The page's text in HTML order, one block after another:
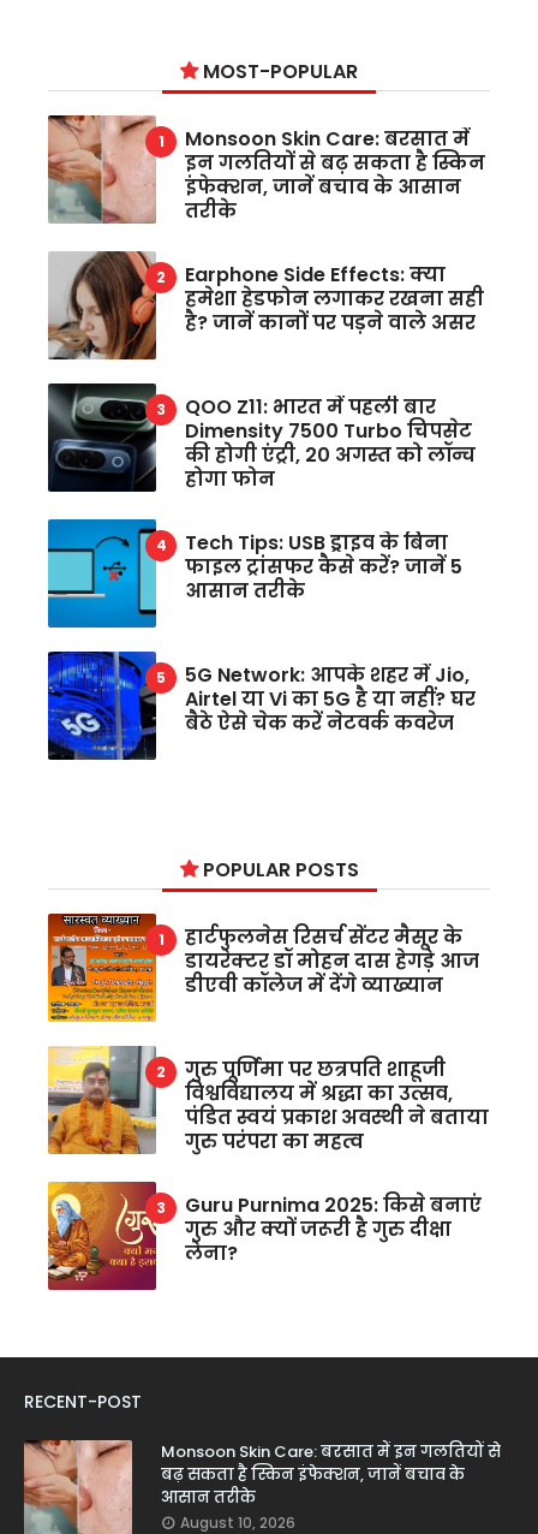
MOST-POPULAR
Monsoon Skin Care: बरसात में
इन गलतियों से बढ़ सकता है स्किन
इंफेक्शन, जानें बचाव के आसान
तरीके
Earphone Side Effects: क्या
हमेशा हेडफोन लगाकर रखना सही
है? जानें कानों पर पड़ने वाले असर
QOO Z11: भारत में पहली बार
Dimensity 7500 Turbo चिपसेट
की होगी एंट्री, 20 अगस्त को लॉन्च
होगा फोन
Tech Tips: USB ड्राइव के बिना
फाइल ट्रांसफर कैसे करें? जानें 5
आसान तरीके
5G Network: आपके शहर में Jio,
Airtel या Vi का 5G है या नहीं? घर
बैठे ऐसे चेक करें नेटवर्क कवरेज
POPULAR POSTS
हार्टफुलनेस रिसर्च सेंटर मैसूर के
डायरेक्टर डॉ मोहन दास हेगड़े आज
डीएवी कॉलेज में देंगे व्याख्यान
गुरु पूर्णिमा पर छत्रपति शाहूजी
विश्वविद्यालय में श्रद्धा का उत्सव,
पंडित स्वयं प्रकाश अवस्थी ने बताया
गुरु परंपरा का महत्व
Guru Purnima 2025: किसे बनाएं
गुरु और क्यों जरूरी है गुरु दीक्षा
लेना?
RECENT-POST
Monsoon Skin Care: बरसात में इन गलतियों से
बढ़ सकता है स्किन इंफेक्शन, जानें बचाव के
आसान तरीके
August 10, 2026